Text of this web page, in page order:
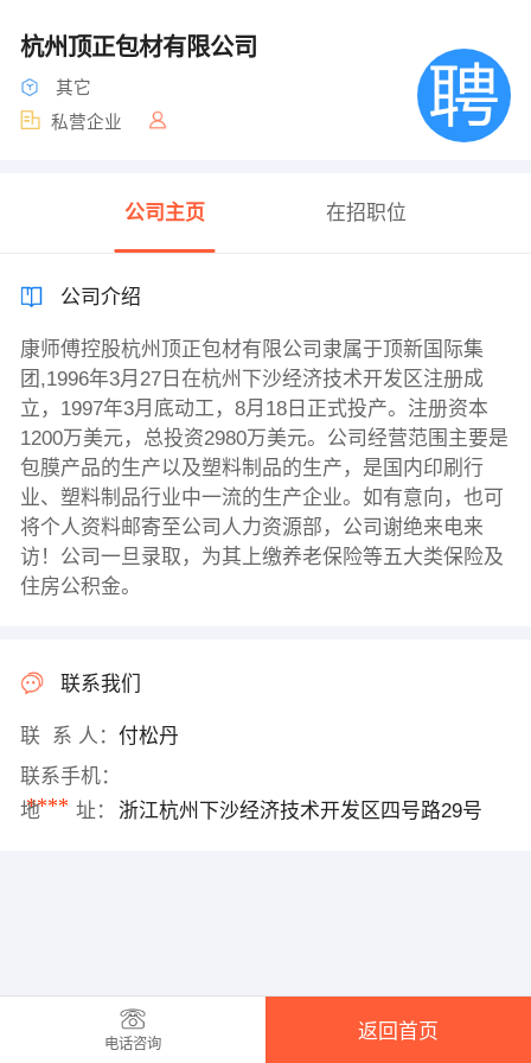
杭州顶正包材有限公司
其它
私营企业
公司主页 在招职位
公司介绍
康师傅控股杭州顶正包材有限公司隶属于顶新国际集
团,1996年3月27日在杭州下沙经济技术开发区注册成
立，1997年3月底动工，8月18日正式投产。注册资本
1200万美元，总投资2980万美元。公司经营范围主要是
包膜产品的生产以及塑料制品的生产，是国内印刷行
业、塑料制品行业中一流的生产企业。如有意向，也可
将个人资料邮寄至公司人力资源部，公司谢绝来电来
访！公司一旦录取，为其上缴养老保险等五大类保险及
住房公积金。
联系我们
联 系 人： 付松丹
联系手机：
****
地 址： 浙江杭州下沙经济技术开发区四号路29号
电话咨询
返回首页